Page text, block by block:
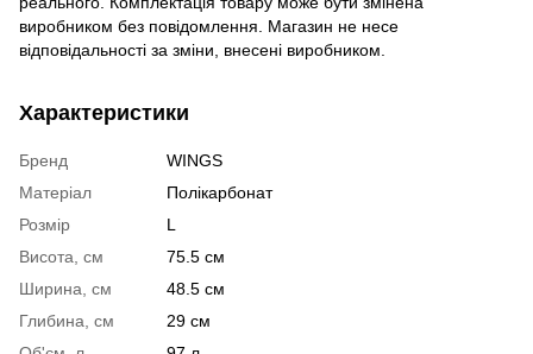
виробником без повідомлення. Магазин не несе
відповідальності за зміни, внесені виробником.
Характеристики
Бренд
WINGS
Матеріал
Полікарбонат
Розмір
L
Висота, см
75.5 см
Ширина, см
48.5 см
Глибина, см
29 см